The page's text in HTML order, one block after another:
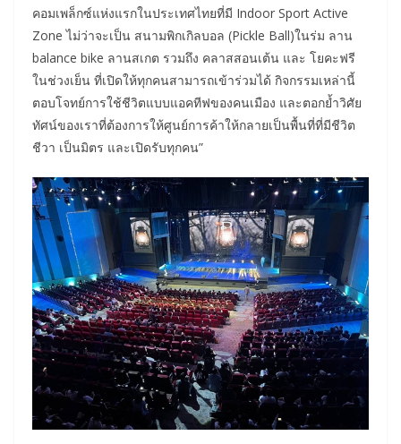
คอมเพล็กซ์แห่งแรกในประเทศไทยที่มี Indoor Sport Active
Zone ไม่ว่าจะเป็น สนามพิกเกิลบอล (Pickle Ball)ในร่ม ลาน
balance bike ลานสเกต รวมถึง คลาสสอนเต้น และ โยคะฟรี
ในช่วงเย็น ที่เปิดให้ทุกคนสามารถเข้าร่วมได้ กิจกรรมเหล่านี้
ตอบโจทย์การใช้ชีวิตแบบแอคทีฟของคนเมือง และตอกย้ำวิศัย
ทัศน์ของเราที่ต้องการให้ศูนย์การค้าให้กลายเป็นพื้นที่ที่มีชีวิต
ชีวา เป็นมิตร และเปิดรับทุกคน”